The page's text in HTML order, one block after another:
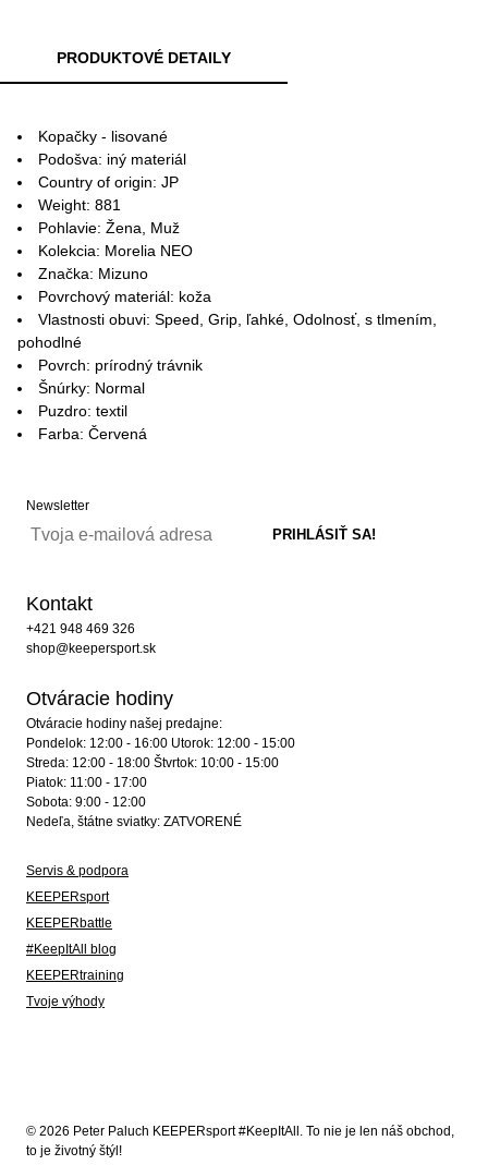
PRODUKTOVÉ DETAILY
Kopačky - lisované
Podošva: iný materiál
Country of origin: JP
Weight: 881
Pohlavie: Žena, Muž
Kolekcia: Morelia NEO
Značka: Mizuno
Povrchový materiál: koža
Vlastnosti obuvi: Speed, Grip, ľahké, Odolnosť, s tlmením,
pohodlné
Povrch: prírodný trávnik
Šnúrky: Normal
Puzdro: textil
Farba: Červená
Newsletter
Kontakt
+421 948 469 326
shop@keepersport.sk
Otváracie hodiny
Otváracie hodiny našej predajne:
Pondelok: 12:00 - 16:00 Utorok: 12:00 - 15:00
Streda: 12:00 - 18:00 Štvrtok: 10:00 - 15:00
Piatok: 11:00 - 17:00
Sobota: 9:00 - 12:00
Nedeľa, štátne sviatky: ZATVORENÉ
Servis & podpora
KEEPERsport
KEEPERbattle
#KeepItAll blog
KEEPERtraining
Tvoje výhody
© 2026 Peter Paluch KEEPERsport #KeepItAll. To nie je len náš obchod,
to je životný štýl!